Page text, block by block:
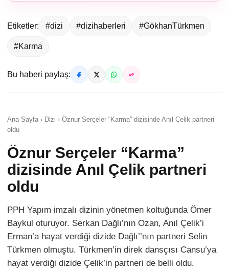
Etiketler: #dizi #dizihaberleri #GökhanTürkmen
#Karma
Bu haberi paylaş:
Ana Sayfa › Dizi › Öznur Serçeler “Karma” dizisinde Anıl Çelik partneri
oldu
Öznur Serçeler “Karma”
dizisinde Anıl Çelik partneri
oldu
PPH Yapım imzalı dizinin yönetmen koltuğunda Ömer
Baykul oturuyor. Serkan Dağlı’nın Ozan, Anıl Çelik’i
Erman’a hayat verdiği dizide Dağlı’’nın partneri Selin
Türkmen olmuştu. Türkmen’in direk dansçısı Cansu’ya
hayat verdiği dizide Çelik’in partneri de belli oldu.